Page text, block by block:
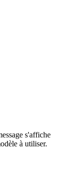
s'affiche
à utiliser.